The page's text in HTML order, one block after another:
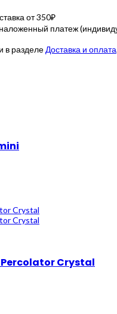
от 350₽
платеж
в разделе Доставка и оплата
Crystal